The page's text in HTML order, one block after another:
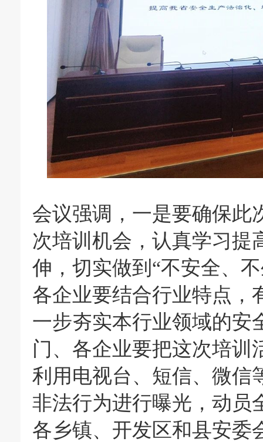
会议强调，一是要确保此
次培训机会，认真学习提
伸，切实做到“不安全、
各企业要结合行业特点，
一步夯实本行业领域的安
门、各企业要把这次培训
利用电视台、短信、微信
非法行为进行曝光，动员
各乡镇、开发区和县安委